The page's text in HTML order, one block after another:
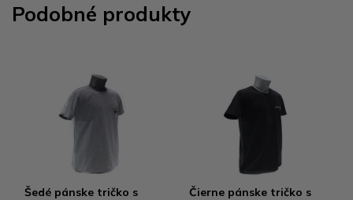
Podobné produkty
Šedé pánske tričko s
Čierne pánske tričko s